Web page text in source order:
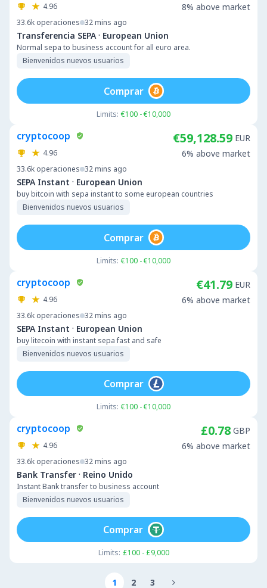
4.96
33.6k operaciones 32 mins ago
Transferencia SEPA · European Union
Normal sepa to business account for all euro area.
Bienvenidos nuevos usuarios
8% above market
Limits: €100 - €10,000
Comprar
cryptocoop
4.96
33.6k operaciones 32 mins ago
SEPA Instant · European Union
buy bitcoin with sepa instant to some european countries
Bienvenidos nuevos usuarios
€59,128.59 EUR
6% above market
Limits: €100 - €10,000
Comprar
cryptocoop
4.96
33.6k operaciones 32 mins ago
SEPA Instant · European Union
buy litecoin with instant sepa fast and safe
Bienvenidos nuevos usuarios
€41.79 EUR
6% above market
Limits: €100 - €10,000
Comprar
cryptocoop
4.96
33.6k operaciones 32 mins ago
Bank Transfer · Reino Unido
Instant Bank transfer to business account
Bienvenidos nuevos usuarios
£0.78 GBP
6% above market
Limits: £100 - £9,000
Comprar
1 2 3 